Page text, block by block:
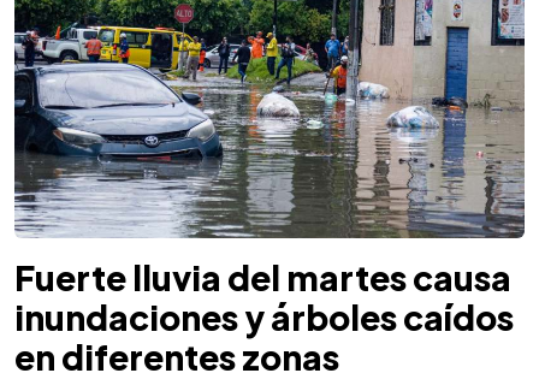
Fuerte lluvia del martes causa
inundaciones y árboles caídos
en diferentes zonas